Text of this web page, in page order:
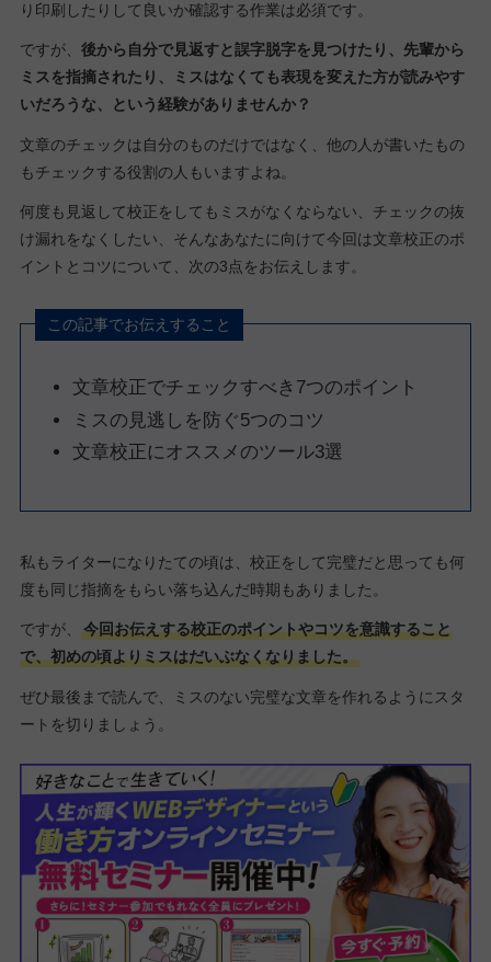
り印刷したりして良いか確認する作業は必須です。
ですが、 後から自分で見返すと誤字脱字を見つけたり、先輩から
ミスを指摘されたり、ミスはなくても表現を変えた方が読みやす
いだろうな、という経験がありませんか？
文章のチェックは自分のものだけではなく、他の人が書いたもの
もチェックする役割の人もいますよね。
何度も見返して校正をしてもミスがなくならない、チェックの抜
け漏れをなくしたい、そんなあなたに向けて今回は文章校正のポ
イントとコツについて、次の3点をお伝えします。
この記事でお伝えすること
文章校正でチェックすべき7つのポイント
ミスの見逃しを防ぐ5つのコツ
文章校正にオススメのツール3選
私もライターになりたての頃は、校正をして完璧だと思っても何
度も同じ指摘をもらい落ち込んだ時期もありました。
ですが、
今回お伝えする校正のポイントやコツを意識すること
で、初めの頃よりミスはだいぶなくなりました。
ぜひ最後まで読んで、ミスのない完璧な文章を作れるようにスタ
ートを切りましょう。